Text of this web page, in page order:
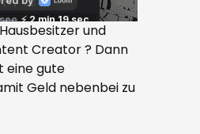
und
Creator ? Dann
eine gute
Geld nebenbei zu